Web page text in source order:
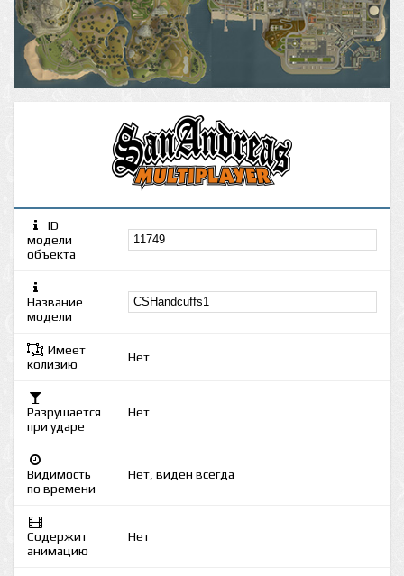
ID
модели
объекта
Название
модели
Имеет
колизию
Нет
Разрушается
при ударе
Нет
Видимость
по времени
Нет, виден всегда
Содержит
анимацию
Нет